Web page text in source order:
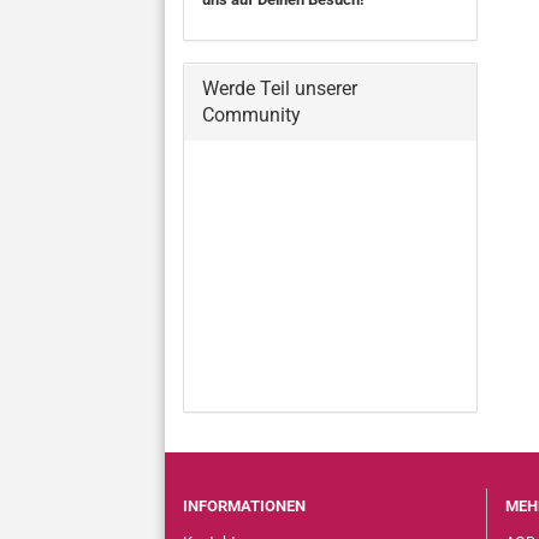
Werde Teil unserer
Community
INFORMATIONEN